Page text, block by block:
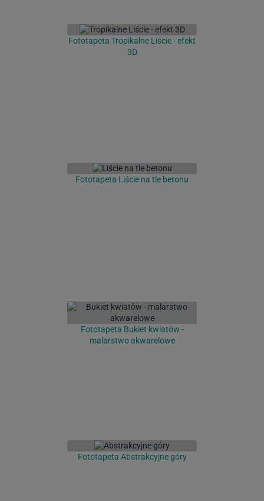
Fototapeta Tropikalne Liście - efekt
3D
Fototapeta Liście na tle betonu
Fototapeta Bukiet kwiatów -
malarstwo akwarelowe
Fototapeta Abstrakcyjne góry